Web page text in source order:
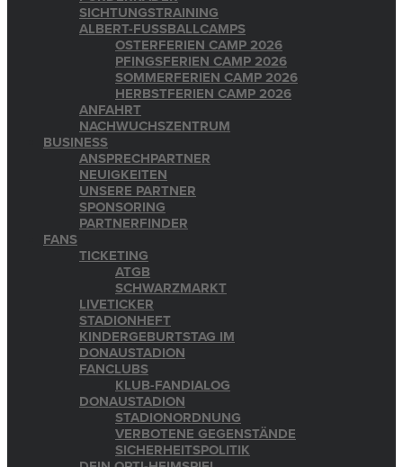
SICHTUNGSTRAINING
ALBERT-FUSSBALLCAMPS
OSTERFERIEN CAMP 2026
PFINGSFERIEN CAMP 2026
SOMMERFERIEN CAMP 2026
HERBSTFERIEN CAMP 2026
ANFAHRT
NACHWUCHSZENTRUM
BUSINESS
ANSPRECHPARTNER
NEUIGKEITEN
UNSERE PARTNER
SPONSORING
PARTNERFINDER
FANS
TICKETING
ATGB
SCHWARZMARKT
LIVETICKER
STADIONHEFT
KINDERGEBURTSTAG IM
DONAUSTADION
FANCLUBS
KLUB-FANDIALOG
DONAUSTADION
STADIONORDNUNG
VERBOTENE GEGENSTÄNDE
SICHERHEITSPOLITIK